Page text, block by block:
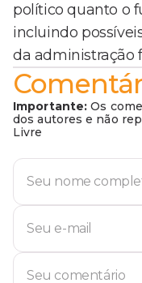
político quanto o
incluindo
da administração
Importante: Os
dos autores e não
Livre